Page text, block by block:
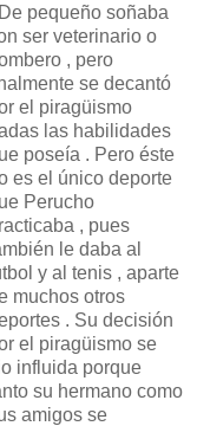
pequeño soñaba
ser veterinario o
, pero
se decantó
el piragüismo
las habilidades
poseía . Pero éste
es el único deporte
Perucho
, pues
le daba al
y al tenis , aparte
muchos otros
. Su decisión
el piragüismo se
influida porque
su hermano como
amigos se